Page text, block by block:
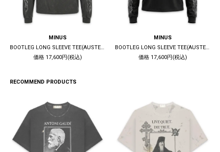
MINUS
BOOTLEG LONG SLEEVE TEE(AUSTERE) / 10YEARS BLACK
価格 17,600円(税込)
MINUS
BOOTLEG LONG SLEEVE TEE(AUSTERE) / 5YEARS BLACK
価格 17,600円(税込)
RECOMMEND PRODUCTS